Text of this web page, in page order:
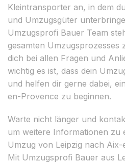
Kleintransporter an, in dem
und Umzugsgüter
Umzugsprofi Bauer Team
gesamten
dich bei allen Fragen und
wichtig es ist, dass dein
und helfen dir gerne dabei,
en-Provence zu beginnen.
Warte nicht länger und
um weitere Informationen zu
Umzug von Leipzig nach
Mit Umzugsprofi Bauer aus